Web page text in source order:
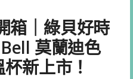
箱｜綠貝好時
莫蘭迪色
新上市！